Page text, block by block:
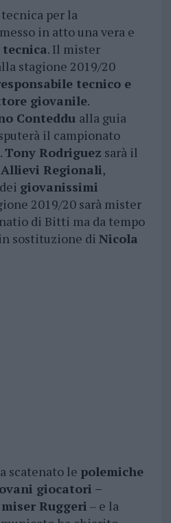
per la
in atto una vera e
. Il mister
stagione 2019/20
tecnico e
giovanile.
Conteddu alla guia
il campionato
.Tony Rodriguez sarà il
Allievi Regionali,
giovanissimi
2019/20 sarà mister
di Bitti ma da tempo
sostituzione di Nicola
scatenato le polemiche
giocatori –
Ruggeri – e la